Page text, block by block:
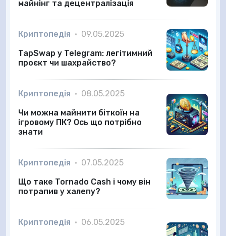
майнінг та децентралізація
Криптопедія • 09.05.2025
TapSwap у Telegram: легітимний
проєкт чи шахрайство?
Криптопедія • 08.05.2025
Чи можна майнити біткоїн на
ігровому ПК? Ось що потрібно
знати
Криптопедія • 07.05.2025
Що таке Tornado Cash і чому він
потрапив у халепу?
Криптопедія • 06.05.2025